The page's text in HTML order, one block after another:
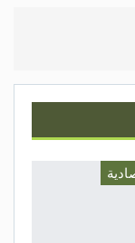
سيساعد
ينعكس
المياه